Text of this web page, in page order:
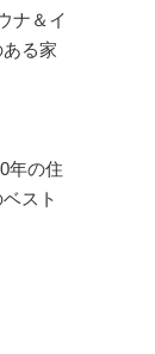
ナ＆イ
る家
年の住
スト